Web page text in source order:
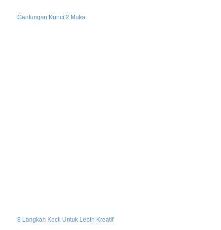
Gantungan Kunci 2 Muka
8 Langkah Kecil Untuk Lebih Kreatif